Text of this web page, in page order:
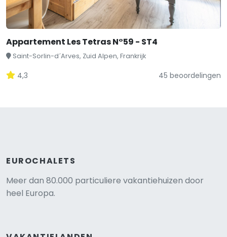
Appartement Les Tetras N°59 - ST4
Saint-Sorlin-d´Arves, Zuid Alpen, Frankrijk
4,3 45 beoordelingen
EUROCHALETS
Meer dan 80.000 particuliere vakantiehuizen door
heel Europa.